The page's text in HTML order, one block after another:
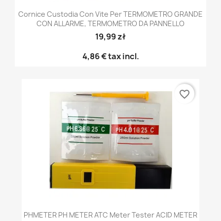
Cornice Custodia Con Vite Per TERMOMETRO GRANDE
CON ALLARME, TERMOMETRO DA PANNELLO
19,99 zł
4,86 €tax incl.
PHMETER PH METER ATC Meter Tester ACID METER
favorite_border